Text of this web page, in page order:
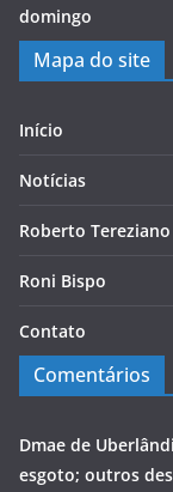
domingo
Mapa do site
Início
Notícias
Roberto Tereziano
Roni Bispo
Contato
Comentários
Dmae de
esgoto; outros